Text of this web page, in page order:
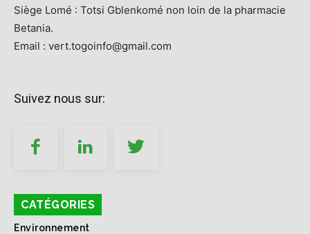
Siège Lomé : Totsi Gblenkomé non loin de la pharmacie
Betania.
Email : vert.togoinfo@gmail.com
Suivez nous sur:
CATÉGORIES
Environnement